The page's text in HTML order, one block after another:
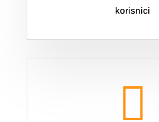
korisnici
